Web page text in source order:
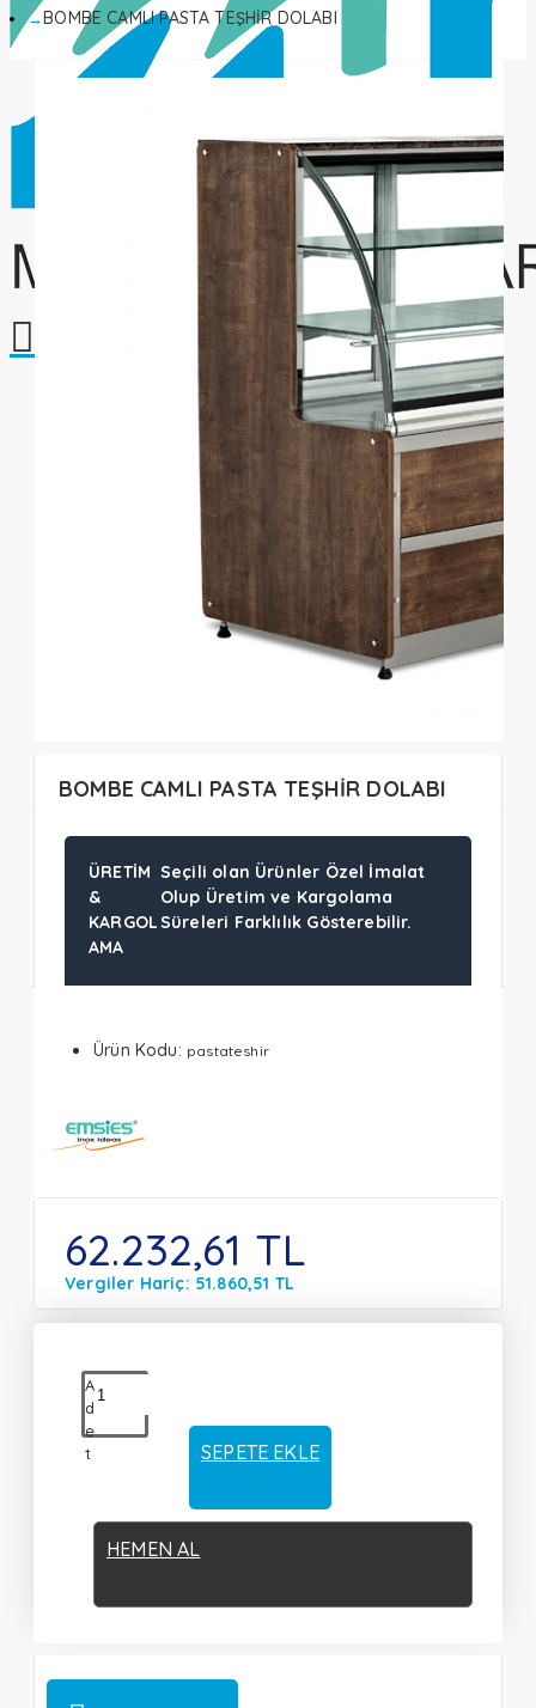
BOMBE CAMLI PASTA TEŞHİR DOLABI
BOMBE CAMLI PASTA TEŞHİR DOLABI
ÜRETIM
&
KARGOL
AMA
Seçili olan Ürünler Özel İmalat
Olup Üretim ve Kargolama
Süreleri Farklılık Gösterebilir.
Ürün Kodu: pastateshir
62.232,61 TL
Vergiler Hariç: 51.860,51 TL
A
d
e
t
SEPETE EKLE
HEMEN AL